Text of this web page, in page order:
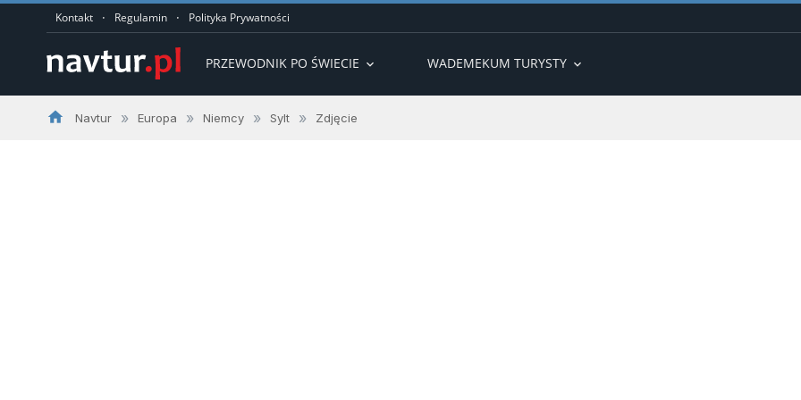
Kontakt · Regulamin · Polityka Prywatności
PRZEWODNIK PO ŚWIECIE expand_more WADEMEKUM TURYSTY expand_more
home Navtur » Europa » Niemcy » Sylt » Zdjęcie